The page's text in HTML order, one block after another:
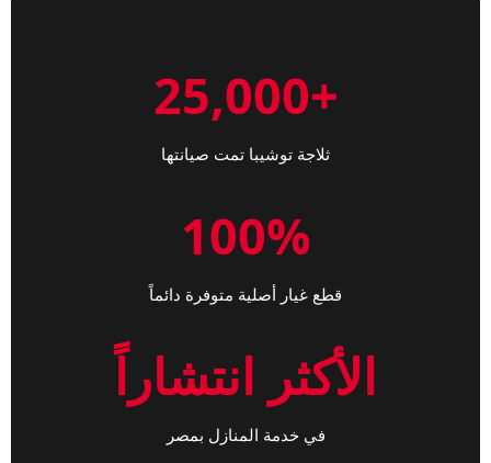
+25,000
ثلاجة توشيبا تمت صيانتها
100%
قطع غيار أصلية متوفرة دائماً
الأكثر انتشاراً
في خدمة المنازل بمصر